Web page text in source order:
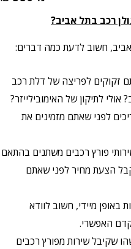
רכב בתל אביב?
חשוב לדעת כמה דברים:
זקוקים לפריצה של דלת רכב
לתיקון של האימובילייזר?
לפני שאתם מזמינים את
פורץ רכבים משתנים בהתאם
הצעת מחיר לפני שאתם
באופן מיידי, חשוב לוודא
האפשרי.
שקיבל שירות מפורץ רכבים